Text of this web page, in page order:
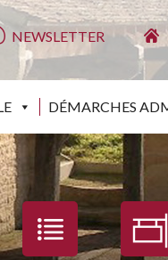
NEWSLETTER
DÉMARCHES